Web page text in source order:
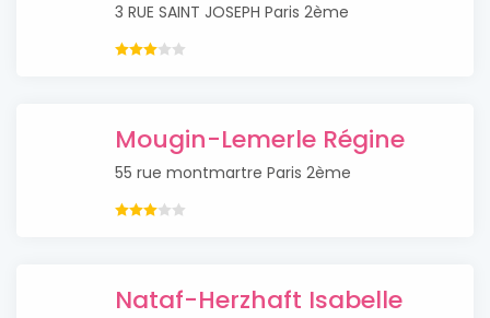
3 RUE SAINT JOSEPH Paris 2ème
Mougin-Lemerle Régine
55 rue montmartre Paris 2ème
Nataf-Herzhaft Isabelle